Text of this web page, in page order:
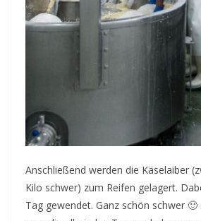
Anschließend werden die Käselaiber
Kilo schwer) zum Reifen gelagert.
Tag gewendet. Ganz schön schwer 🙂